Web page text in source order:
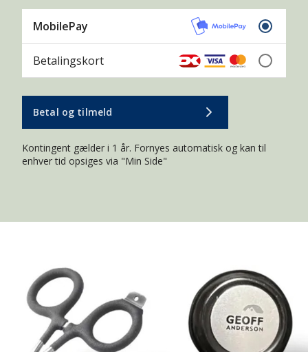
MobilePay
Betalingskort
Betal og tilmeld
Kontingent gælder i 1 år. Fornyes automatisk og kan til
enhver tid opsiges via "Min Side"